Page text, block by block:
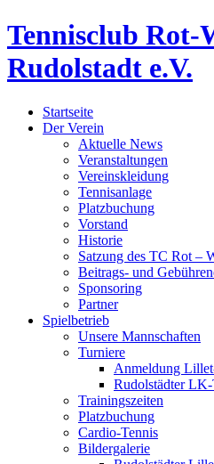
Tennisclub Rot-
Rudolstadt e.V.
Startseite
Der Verein
Aktuelle News
Veranstaltungen
Vereinskleidung
Tennisanlage
Platzbuchung
Vorstand
Historie
Satzung des TC Rot –
Beitrags- und
Sponsoring
Partner
Spielbetrieb
Unsere Mannschaften
Turniere
Anmeldung
Rudolstädter
Trainingszeiten
Platzbuchung
Cardio-Tennis
Bildergalerie